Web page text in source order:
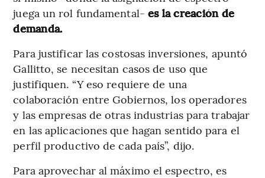
juega un rol fundamental- es la creación de
demanda.
Para justificar las costosas inversiones, apuntó
Gallitto, se necesitan casos de uso que
justifiquen. “Y eso requiere de una
colaboración entre Gobiernos, los operadores
y las empresas de otras industrias para trabajar
en las aplicaciones que hagan sentido para el
perfil productivo de cada país”, dijo.
Para aprovechar al máximo el espectro, es